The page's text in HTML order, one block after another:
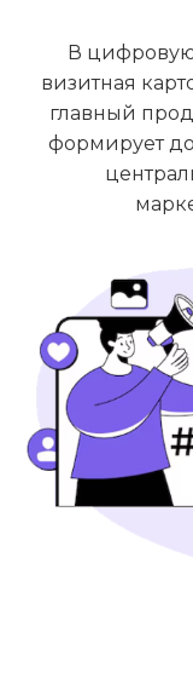
В цифровую
визитная
главный
формирует